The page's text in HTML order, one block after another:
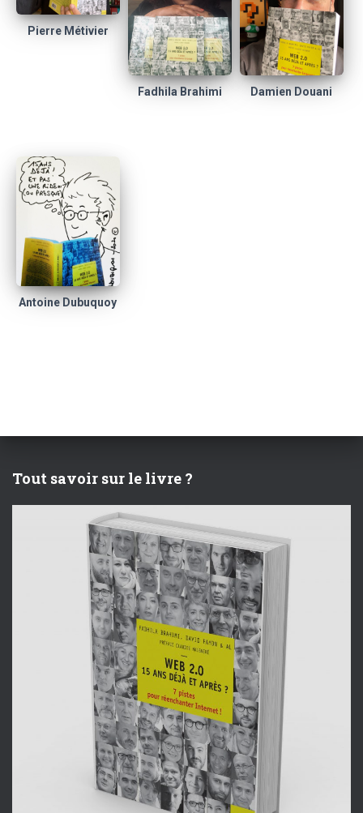
Pierre Métivier
Fadhila Brahimi Damien Douani
Antoine Dubuquoy
Tout savoir sur le livre ?